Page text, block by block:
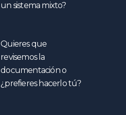
un sistema mixto?
Quieres que
revisemos la
documentación o
¿prefieres hacerlo tú?